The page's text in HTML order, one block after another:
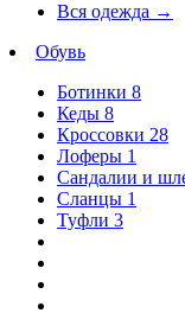
Вся одежда →
Обувь
Ботинки 8
Кеды 8
Кроссовки 28
Лоферы 1
Сандалии и
Сланцы 1
Туфли 3